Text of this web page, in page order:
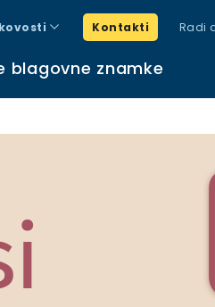
Kontakti Radi
blagovne znamke